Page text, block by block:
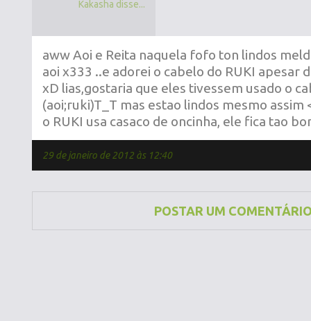
Kakasha disse...
aww Aoi e Reita naquela fofo ton lindos
aoi x333 ..e adorei o cabelo do RUKI apesar
xD lias,gostaria que eles tivessem usado o
(aoi;ruki)T_T mas estao lindos mesmo assim
o RUKI usa casaco de oncinha, ele fica tao
29 de janeiro de 2012 às 12:40
POSTAR UM